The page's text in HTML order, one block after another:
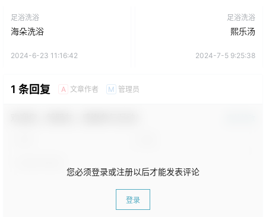
足浴洗浴
海朵洗浴
2024-6-23 11:16:42
足浴洗浴
熙乐汤
2024-7-5 9:25:38
1 条回复 A 文章作者 M 管理员
您必须登录或注册以后才能发表评论
登录